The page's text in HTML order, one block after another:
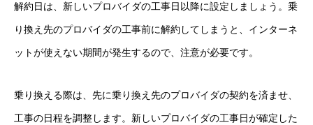
解約日は、新しいプロバイダの工事日以降に設定しましょう。乗
り換え先のプロバイダの工事前に解約してしまうと、インターネ
ットが使えない期間が発生するので、注意が必要です。
乗り換える際は、先に乗り換え先のプロバイダの契約を済ませ、
工事の日程を調整します。新しいプロバイダの工事日が確定した